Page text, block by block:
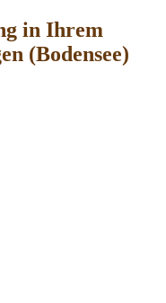
in Ihrem
(Bodensee)